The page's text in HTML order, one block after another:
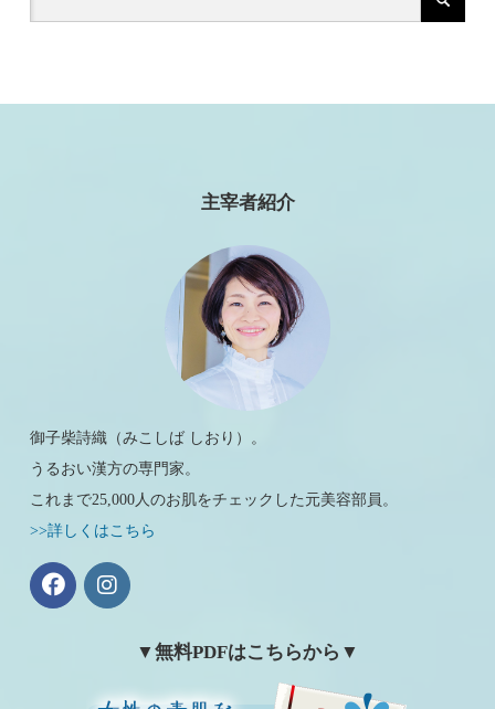
主宰者紹介
御子柴詩織（みこしば しおり）。
うるおい漢方の専門家。
これまで25,000人のお肌をチェックした元美容部員。
>>詳しくはこちら
▼無料PDFはこちらから▼